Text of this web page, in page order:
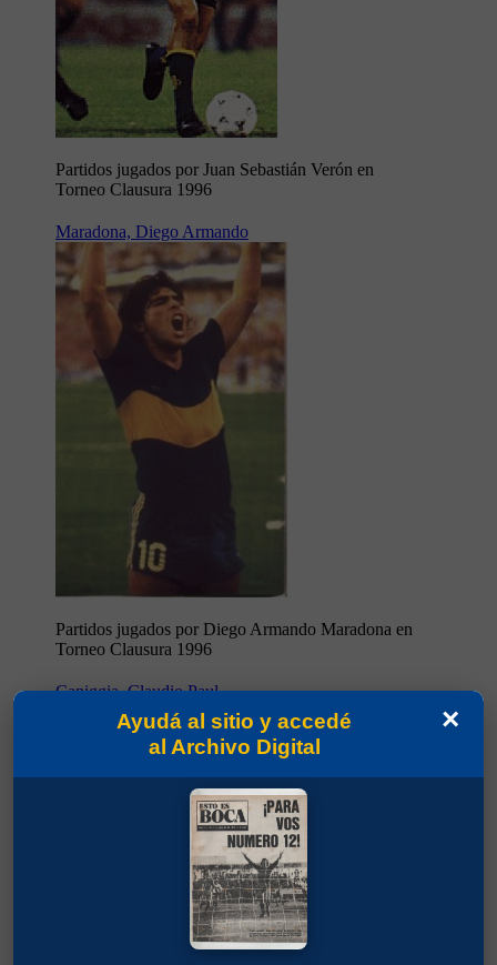
Partidos jugados por Juan Sebastián Verón en
Torneo Clausura 1996
Maradona, Diego Armando
Partidos jugados por Diego Armando Maradona en
Torneo Clausura 1996
Caniggia, Claudio Paul
Partidos jugados por Claudio Paul Caniggia en
Torneo Clausura 1996
×
Ayudá al sitio y accedé
al Archivo Digital